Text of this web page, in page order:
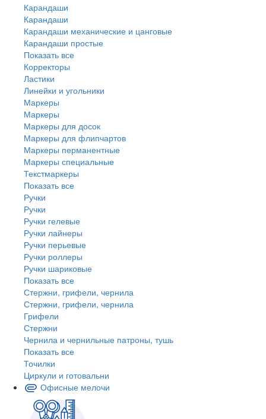
Карандаши
Карандаши
Карандаши механические и цанговые
Карандаши простые
Показать все
Корректоры
Ластики
Линейки и угольники
Маркеры
Маркеры
Маркеры для досок
Маркеры для флипчартов
Маркеры перманентные
Маркеры специальные
Текстмаркеры
Показать все
Ручки
Ручки
Ручки гелевые
Ручки лайнеры
Ручки перьевые
Ручки роллеры
Ручки шариковые
Показать все
Стержни, грифели, чернила
Стержни, грифели, чернила
Грифели
Стержни
Чернила и чернильные патроны, тушь
Показать все
Точилки
Циркули и готовальни
Офисные мелочи